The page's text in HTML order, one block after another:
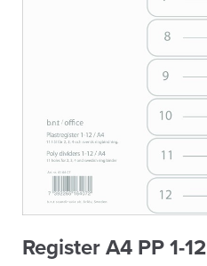
Register A4 PP 1-12